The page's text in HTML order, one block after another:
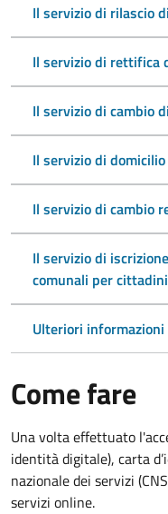
Il servizio di rilascio
Il servizio di rettifica
Il servizio di cambio
Il servizio di
Il servizio di cambio
Il servizio di
comunali per
Ulteriori informazioni
Come fare
Una volta effettuato
identità digitale), carta
nazionale dei servizi
servizi online.